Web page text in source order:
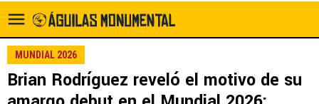
MUNDIAL 2026
Brian Rodríguez reveló el motivo de su